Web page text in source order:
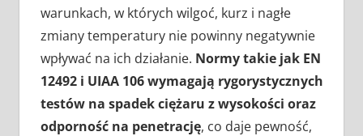
warunkach, w których wilgoć, kurz i nagłe
zmiany temperatury nie powinny negatywnie
wpływać na ich działanie. Normy takie jak EN
12492 i UIAA 106 wymagają rygorystycznych
testów na spadek ciężaru z wysokości oraz
odporność na penetrację, co daje pewność,